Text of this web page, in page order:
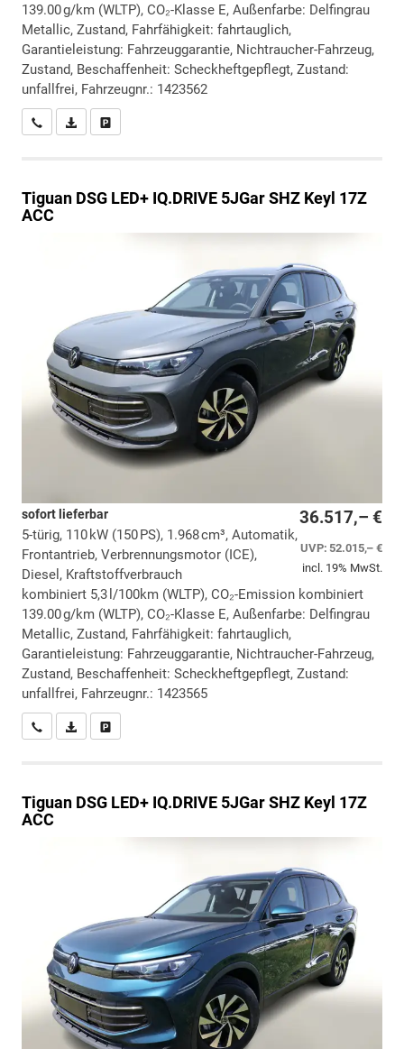
139.00 g/km (WLTP), CO₂-Klasse E, Außenfarbe: Delfingrau
Metallic, Zustand, Fahrfähigkeit: fahrtauglich,
Garantieleistung: Fahrzeuggarantie, Nichtraucher-Fahrzeug,
Zustand, Beschaffenheit: Scheckheftgepflegt, Zustand:
unfallfrei, Fahrzeugnr.: 1423562
Wir rufen Sie anPDF-Datei, Fahrzeugexposé drucken
Tiguan DSG LED+ IQ.DRIVE 5JGar SHZ Keyl 17Z
ACC
36.517,– €
UVP:52.015,– €
incl. 19% MwSt.
sofort lieferbar
5-türig, 110 kW (150 PS), 1.968 cm³, Automatik,
Frontantrieb, Verbrennungsmotor (ICE),
Diesel, Kraftstoffverbrauch
kombiniert 5,3 l/100km (WLTP), CO₂-Emission kombiniert
139.00 g/km (WLTP), CO₂-Klasse E, Außenfarbe: Delfingrau
Metallic, Zustand, Fahrfähigkeit: fahrtauglich,
Garantieleistung: Fahrzeuggarantie, Nichtraucher-Fahrzeug,
Zustand, Beschaffenheit: Scheckheftgepflegt, Zustand:
unfallfrei, Fahrzeugnr.: 1423565
Wir rufen Sie anPDF-Datei, Fahrzeugexposé drucken
Tiguan DSG LED+ IQ.DRIVE 5JGar SHZ Keyl 17Z
ACC